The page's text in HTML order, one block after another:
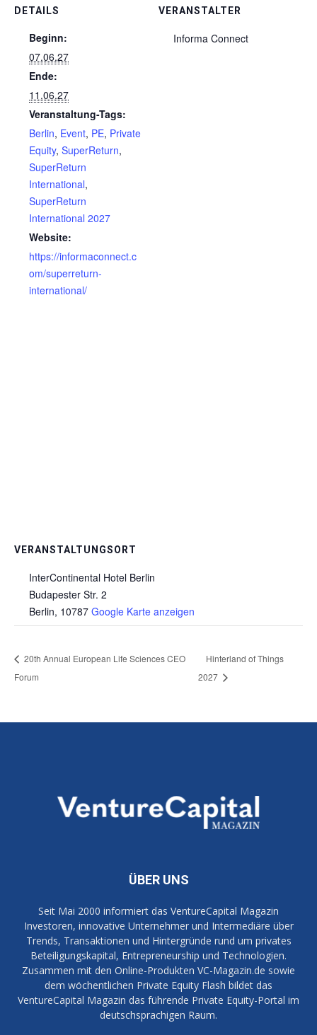
DETAILS
Beginn:
07.06.27
Ende:
11.06.27
Veranstaltung-Tags:
Berlin, Event, PE, Private
Equity, SuperReturn,
SuperReturn
International,
SuperReturn
International 2027
Website:
https://informaconnect.c
om/superreturn-
international/
VERANSTALTER
Informa Connect
VERANSTALTUNGSORT
InterContinental Hotel Berlin
Budapester Str. 2
Berlin, 10787 Google Karte anzeigen
20th Annual European Life Sciences CEO
Forum
Hinterland of Things
2027
ÜBER UNS
Seit Mai 2000 informiert das VentureCapital Magazin
Investoren, innovative Unternehmer und Intermediäre über
Trends, Transaktionen und Hintergründe rund um privates
Beteiligungskapital, Entrepreneurship und Technologien.
Zusammen mit den Online-Produkten VC-Magazin.de sowie
dem wöchentlichen Private Equity Flash bildet das
VentureCapital Magazin das führende Private Equity-Portal im
deutschsprachigen Raum.